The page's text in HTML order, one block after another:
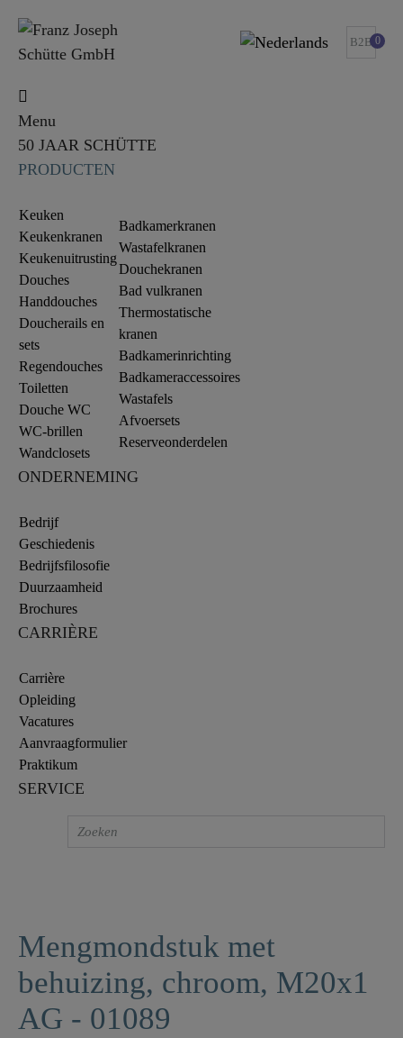
B2B 0
Menu
50 JAAR SCHÜTTE
PRODUCTEN
Keuken
Keukenkranen
Keukenuitrusting
Douches
Handdouches
Doucherails en
sets
Regendouches
Toiletten
Douche WC
WC-brillen
Wandclosets
Badkamerkranen
Wastafelkranen
Douchekranen
Bad vulkranen
Thermostatische
kranen
Badkamerinrichting
Badkameraccessoires
Wastafels
Afvoersets
Reserveonderdelen
ONDERNEMING
Bedrijf
Geschiedenis
Bedrijfsfilosofie
Duurzaamheid
Brochures
CARRIÈRE
Carrière
Opleiding
Vacatures
Aanvraagformulier
Praktikum
SERVICE
Mengmondstuk met
behuizing, chroom, M20x1
AG - 01089